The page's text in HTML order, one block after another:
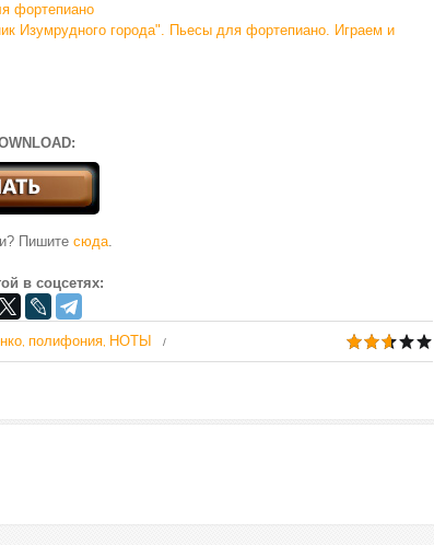
фортепиано
Изумрудного города". Пьесы для фортепиано. Играем и
Пишите сюда.
в соцсетях:
полифония НОТЫ